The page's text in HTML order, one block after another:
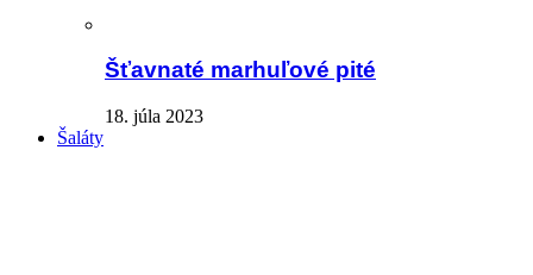
Šťavnaté marhuľové pité
18. júla 2023
Šaláty